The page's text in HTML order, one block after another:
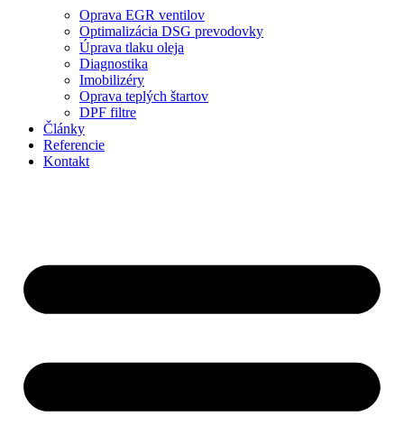
Oprava EGR ventilov
Optimalizácia DSG prevodovky
Úprava tlaku oleja
Diagnostika
Imobilizéry
Oprava teplých štartov
DPF filtre
Články
Referencie
Kontakt